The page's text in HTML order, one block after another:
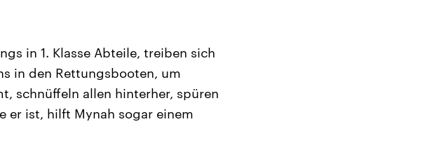
in 1. Klasse Abteile, treiben sich
in den Rettungsbooten, um
schnüffeln allen hinterher, spüren
er ist, hilft Mynah sogar einem